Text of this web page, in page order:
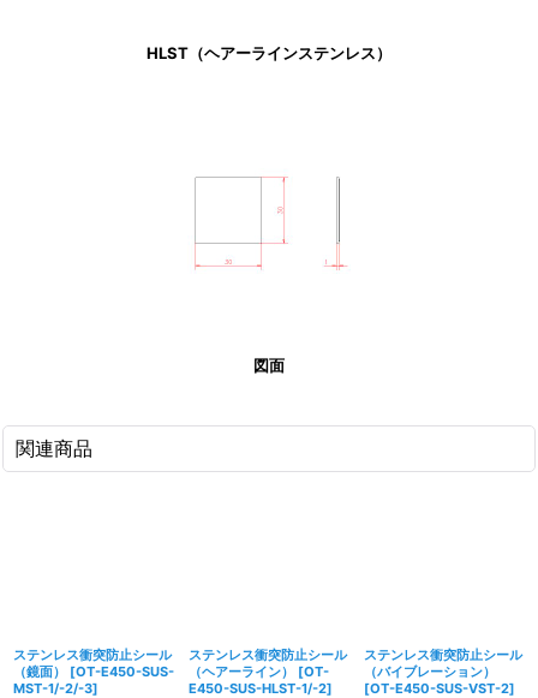
HLST（ヘアーラインステンレス）
図面
関連商品
ステンレス衝突防止シール
（鏡面）
[OT-E450-SUS-
MST-1/-2/-3]
ステンレス衝突防止シール
（ヘアーライン）
[OT-
E450-SUS-HLST-1/-2]
ステンレス衝突防止シール
（バイブレーション）
[OT-E450-SUS-VST-2]